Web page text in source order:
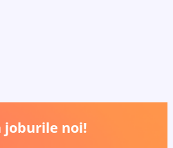
joburile noi!